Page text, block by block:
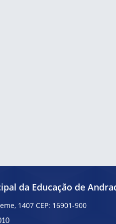
da Educação de
1407 CEP: 16901-900